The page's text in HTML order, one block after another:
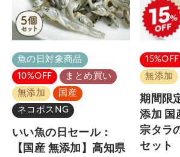
魚の日対象商品
10%OFF
まとめ買い
無添加
国産
ネコポスNG
いい魚の日セール：
【国産 無添加】高知県
15%OFF
無添加
期間限
添加 国
宗タラ
セット